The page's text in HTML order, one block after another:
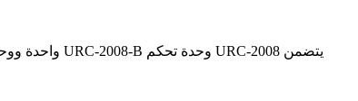
يتضمن URC-2008 وحدة تحكم URC-2008-B واحدة ووحدة URC-ELV8-B مثبتة في حاوية ENCL1-PS كما هو موضح أعلاه.